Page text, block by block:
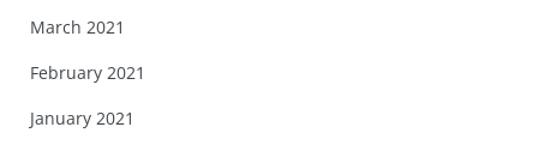
March 2021
February 2021
January 2021